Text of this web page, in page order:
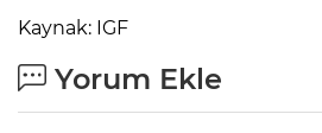
Kaynak: IGF
Yorum Ekle